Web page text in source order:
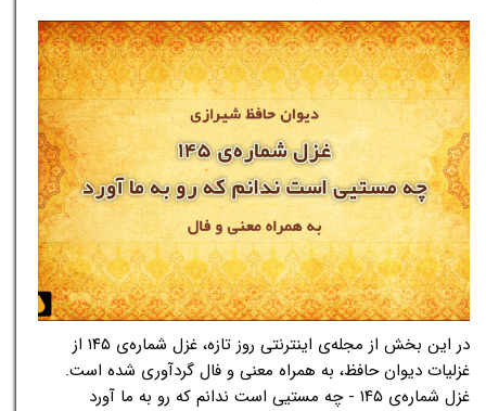
در این بخش از مجله‌ی اینترنتی روز تازه، غزل شماره‌ی ۱۴۵ از
غزلیات دیوان حافظ، به همراه معنی و فال گردآوری شده است.
غزل شماره‌ی ۱۴۵ - چه مستیی است ندانم که رو به ما آورد